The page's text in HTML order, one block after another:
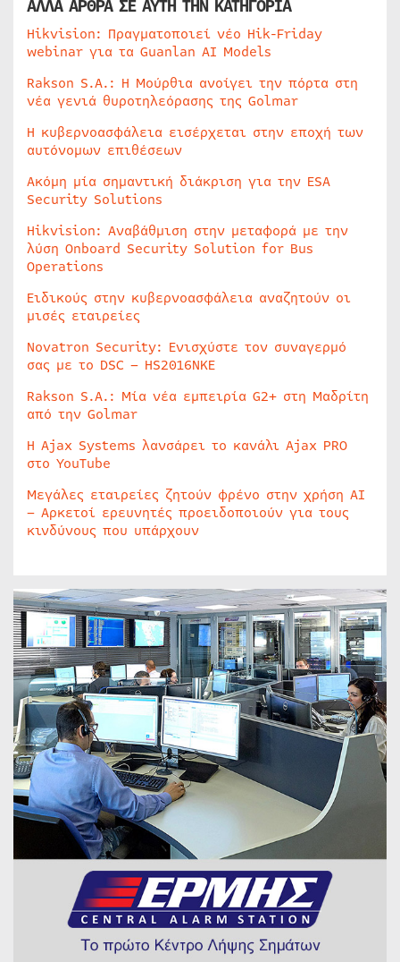
ΑΛΛΑ ΑΡΘΡΑ ΣΕ ΑΥΤΗ ΤΗΝ ΚΑΤΗΓΟΡΙΑ
Hikvision: Πραγματοποιεί νέο Hik-Friday
webinar για τα Guanlan AI Models
Rakson S.A.: Η Μούρθια ανοίγει την πόρτα στη
νέα γενιά θυροτηλεόρασης της Golmar
Η κυβερνοασφάλεια εισέρχεται στην εποχή των
αυτόνομων επιθέσεων
Ακόμη μία σημαντική διάκριση για την ESA
Security Solutions
Hikvision: Αναβάθμιση στην μεταφορά με την
λύση Onboard Security Solution for Bus
Operations
Ειδικούς στην κυβερνοασφάλεια αναζητούν οι
μισές εταιρείες
Novatron Security: Ενισχύστε τον συναγερμό
σας με το DSC – HS2016NKE
Rakson S.A.: Μία νέα εμπειρία G2+ στη Μαδρίτη
από την Golmar
Η Ajax Systems λανσάρει το κανάλι Ajax PRO
στο YouTube
Μεγάλες εταιρείες ζητούν φρένο στην χρήση AI
– Αρκετοί ερευνητές προειδοποιούν για τους
κινδύνους που υπάρχουν